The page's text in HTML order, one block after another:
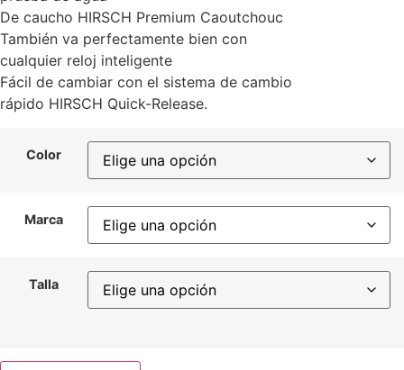
De caucho HIRSCH Premium Caoutchouc
También va perfectamente bien con
cualquier reloj inteligente
Fácil de cambiar con el sistema de cambio
rápido HIRSCH Quick-Release.
Color
Marca
Talla